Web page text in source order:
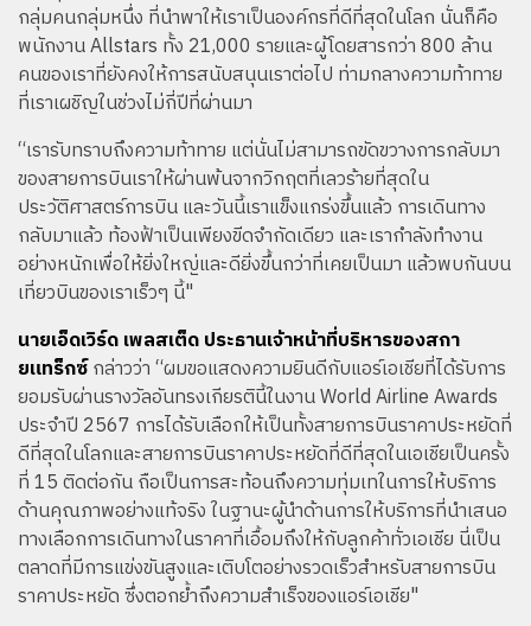
กลุ่มคนกลุ่มหนึ่ง ที่นำพาให้เราเป็นองค์กรที่ดีที่สุดในโลก นั่นก็คือ
พนักงาน Allstars ทั้ง 21,000 รายและผู้โดยสารกว่า 800 ล้าน
คนของเราที่ยังคงให้การสนับสนุนเราต่อไป ท่ามกลางความท้าทาย
ที่เราเผชิญในช่วงไม่กี่ปีที่ผ่านมา
“เรารับทราบถึงความท้าทาย แต่นั่นไม่สามารถขัดขวางการกลับมา
ของสายการบินเราให้ผ่านพ้นจากวิกฤตที่เลวร้ายที่สุดใน
ประวัติศาสตร์การบิน และวันนี้เราแข็งแกร่งขึ้นแล้ว การเดินทาง
กลับมาแล้ว ท้องฟ้าเป็นเพียงขีดจำกัดเดียว และเรากำลังทำงาน
อย่างหนักเพื่อให้ยิ่งใหญ่และดียิ่งขึ้นกว่าที่เคยเป็นมา แล้วพบกันบน
เที่ยวบินของเราเร็วๆ นี้"
นายเอ็ดเวิร์ด เพลสเต็ด ประธานเจ้าหน้าที่บริหารของสกา
ยแทร็กซ์กล่าวว่า “ผมขอแสดงความยินดีกับแอร์เอเชียที่ได้รับการ
ยอมรับผ่านรางวัลอันทรงเกียรตินี้ในงาน World Airline Awards
ประจำปี 2567 การได้รับเลือกให้เป็นทั้งสายการบินราคาประหยัดที่
ดีที่สุดในโลกและสายการบินราคาประหยัดที่ดีที่สุดในเอเชียเป็นครั้ง
ที่ 15 ติดต่อกัน ถือเป็นการสะท้อนถึงความทุ่มเทในการให้บริการ
ด้านคุณภาพอย่างแท้จริง ในฐานะผู้นำด้านการให้บริการที่นำเสนอ
ทางเลือกการเดินทางในราคาที่เอื้อมถึงให้กับลูกค้าทั่วเอเชีย นี่เป็น
ตลาดที่มีการแข่งขันสูงและเติบโตอย่างรวดเร็วสำหรับสายการบิน
ราคาประหยัด ซึ่งตอกย้ำถึงความสำเร็จของแอร์เอเชีย"